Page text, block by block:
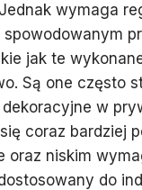
wymaga
spowodowanym
jak te
Są one często
w
coraz bardziej
oraz niskim
do